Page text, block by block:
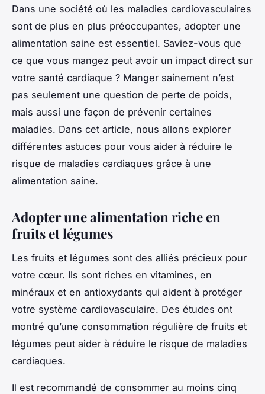
Dans une société où les maladies cardiovasculaires
sont de plus en plus préoccupantes, adopter une
alimentation saine est essentiel. Saviez-vous que
ce que vous mangez peut avoir un impact direct sur
votre santé cardiaque ? Manger sainement n’est
pas seulement une question de perte de poids,
mais aussi une façon de prévenir certaines
maladies. Dans cet article, nous allons explorer
différentes astuces pour vous aider à réduire le
risque de maladies cardiaques grâce à une
alimentation saine.
Adopter une alimentation riche en
fruits et légumes
Les fruits et légumes sont des alliés précieux pour
votre cœur. Ils sont riches en vitamines, en
minéraux et en antioxydants qui aident à protéger
votre système cardiovasculaire. Des études ont
montré qu’une consommation régulière de fruits et
légumes peut aider à réduire le risque de maladies
cardiaques.
Il est recommandé de consommer au moins cinq